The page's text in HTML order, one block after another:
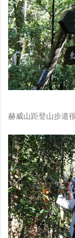
赫威山距登山步道